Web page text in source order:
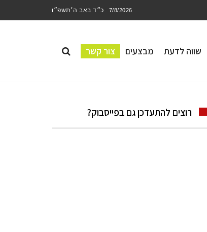
7/8/2026 כ״ד באב ה׳תשפ״ו
שווה לדעת מבצעים צור קשר
רוצים להתעדכן גם בפייסבוק?